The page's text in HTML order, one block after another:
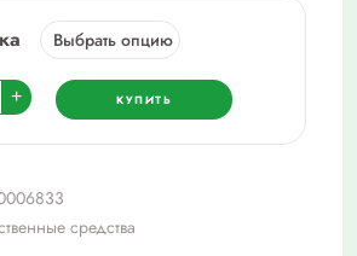
+ КУПИТЬ
средства